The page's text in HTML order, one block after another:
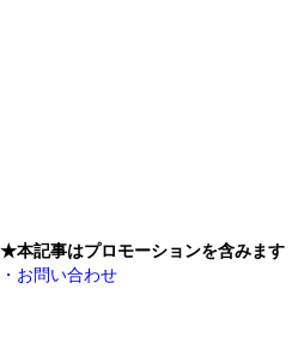
★本記事はプロモーションを含みます
・お問い合わせ